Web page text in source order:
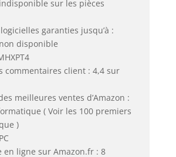
sur les pièces
garanties jusqu’à :
disponible
commentaires client : 4,4 sur
meilleures ventes d’Amazon :
( Voir les 100 premiers
)
en ligne sur Amazon.fr : 8